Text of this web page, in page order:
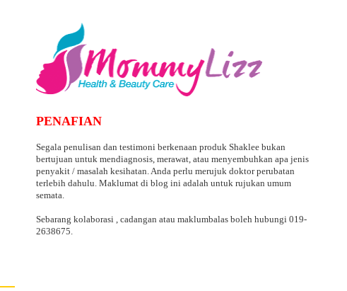
PENAFIAN
Segala penulisan dan testimoni berkenaan produk Shaklee bukan
bertujuan untuk mendiagnosis, merawat, atau menyembuhkan apa jenis
penyakit / masalah kesihatan. Anda perlu merujuk doktor perubatan
terlebih dahulu. Maklumat di blog ini adalah untuk rujukan umum
semata.
Sebarang kolaborasi , cadangan atau maklumbalas boleh hubungi 019-
2638675.